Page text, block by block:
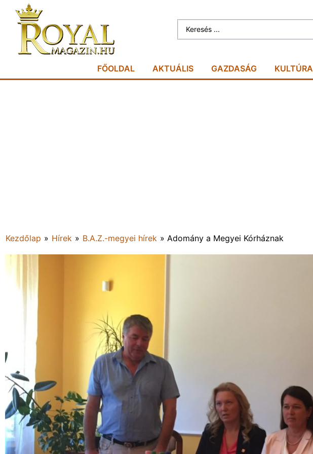
FŐOLDAL AKTUÁLIS GAZDASÁG KULTÚRA
Kezdőlap » Hírek » B.A.Z.-megyei hírek » Adomány a Megyei Kórháznak